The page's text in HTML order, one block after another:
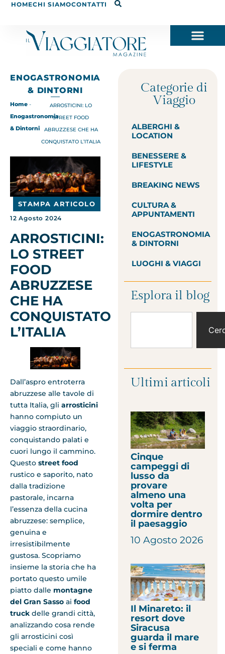
HOMECHI SIAMOCONTATTI
ENOGASTRONOMIA
& DINTORNI
Home -
Enogastronomia
& Dintorni
ARROSTICINI: LO
STREET FOOD
ABRUZZESE CHE HA
CONQUISTATO L’ITALIA
STAMPA ARTICOLO
12 Agosto 2024
ARROSTICINI:
LO STREET
FOOD
ABRUZZESE
CHE HA
CONQUISTATO
L’ITALIA
Dall’aspro entroterra
abruzzese alle tavole di
tutta Italia, gli arrosticini
hanno compiuto un
viaggio straordinario,
conquistando palati e
cuori lungo il cammino.
Questo street food
rustico e saporito, nato
dalla tradizione
pastorale, incarna
l’essenza della cucina
abruzzese: semplice,
genuina e
irresistibilmente
gustosa. Scopriamo
insieme la storia che ha
portato questo umile
piatto dalle montagne
del Gran Sasso ai food
truck delle grandi città,
analizzando cosa rende
gli arrosticini così
speciali e come hanno
Categorie di
Viaggio
ALBERGHI &
LOCATION
BENESSERE &
LIFESTYLE
BREAKING NEWS
CULTURA &
APPUNTAMENTI
ENOGASTRONOMIA
& DINTORNI
LUOGHI & VIAGGI
Esplora il blog
Ultimi articoli
Cinque
campeggi di
lusso da
provare
almeno una
volta per
dormire dentro
il paesaggio
10 Agosto 2026
Il Minareto: il
resort dove
Siracusa
guarda il mare
e si ferma